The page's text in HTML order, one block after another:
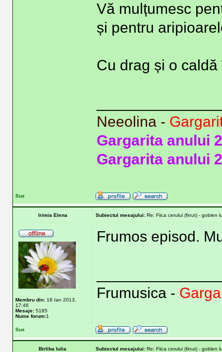
Vă mulțumesc
și pentru
Cu drag și o
Neeolina -
Gargarita anului
Gargarita anului
Sus
Irimia Elena Subiectul mesajului: Re: Fiica cerului (finut) - goblen
Membru din: 18 Ian 2013,
17:46
Mesaje: 5185
Nume forum:1
Frumos episod.
Frumusica -
Sus
Birliba Iulia Subiectul mesajului: Re: Fiica cerului (finut) - goblen